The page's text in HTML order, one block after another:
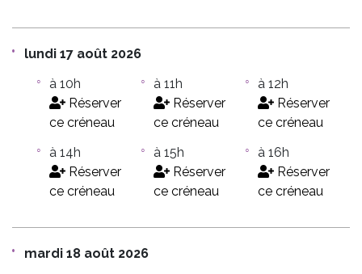
lundi 17 août 2026
à 10h
Réserver
ce créneau
à 11h
Réserver
ce créneau
à 12h
Réserver
ce créneau
à 14h
Réserver
ce créneau
à 15h
Réserver
ce créneau
à 16h
Réserver
ce créneau
mardi 18 août 2026